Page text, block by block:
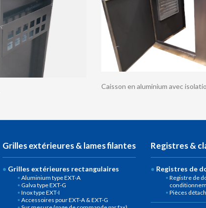
Caisson en aluminium avec
Grilles extérieures & lames filantes
Grilles extérieures rectangulaires
Aluminium type EXT-A
Galva type EXT-G
Inox type EXT-I
Accessoires pour EXT-A & EXT-G
Registres &
Registres de
Registre de
Pièces